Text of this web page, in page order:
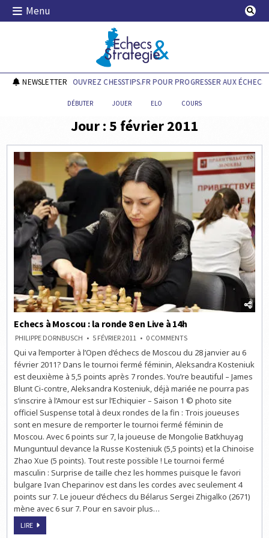
Skip
Menu
Echecs & Stratégie
NEWSLETTERDÉCOUVREZ CHESSTIPS.FR POUR PROGRESSER AUX ÉCHECS !
DÉBUTER JOUER ELO COURS
Jour :5 février 2011
Echecs à Moscou : la ronde 8 en Live à 14h
PHILIPPE DORNBUSCH 5 FÉVRIER 2011 0 COMMENTSON
À
MOSCOU
:
LA
RONDE
8
LIVE
À
14H
Qui va l’emporter à l’Open d’échecs de Moscou du 28 janvier au 6
février 2011? Dans le tournoi fermé féminin, Aleksandra Kosteniuk
est deuxième à 5,5 points après 7 rondes. You’re beautiful – James
Blunt Ci-contre, Aleksandra Kosteniuk, déjà mariée ne pourra pas
s’inscrire à l’Amour est sur l’Echiquier – Saison 1 © photo site
officiel Suspense total à deux rondes de la fin : Trois joueuses
sont en mesure de remporter le tournoi fermé féminin de
Moscou. Avec 6 points sur 7, la joueuse de Mongolie Batkhuyag
Munguntuul devance la Russe Kosteniuk (5,5 points) et la Chinoise
Zhao Xue (5 points). Tout reste possible ! Le tournoi fermé
masculin : Surprise de taille chez les hommes puisque le favori
bulgare Ivan Cheparinov est dans les cordes avec seulement 4
points sur 7. Le joueur d’échecs du Bélarus Sergei Zhigalko (2671)
mène avec 6 sur 7. Pour en savoir plus…
LIREECHECS